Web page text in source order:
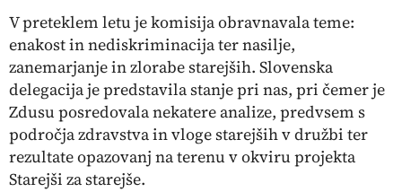
V preteklem letu je komisija obravnavala teme:
enakost in nediskriminacija ter nasilje,
zanemarjanje in zlorabe starejših. Slovenska
delegacija je predstavila stanje pri nas, pri čemer je
Zdusu posredovala nekatere analize, predvsem s
področja zdravstva in vloge starejših v družbi ter
rezultate opazovanj na terenu v okviru projekta
Starejši za starejše.